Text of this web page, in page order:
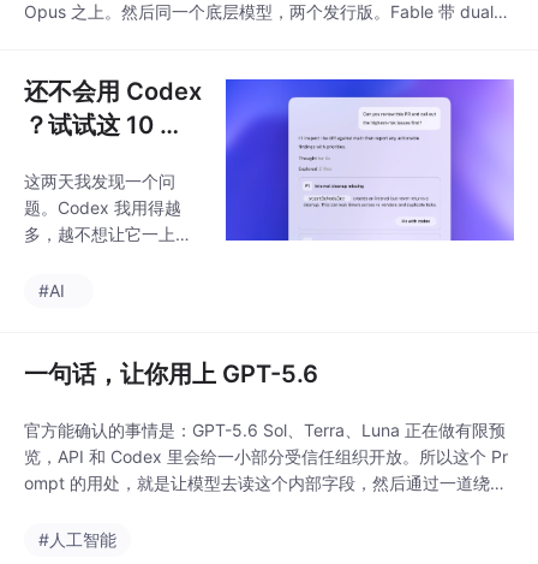
Opus 之上。然后同一个底层模型，两个发行版。Fable 带 dual-u
dual-use 的意思是双重用途 /
还不会用 Codex
？试试这 10 个
这两天我发现一个问
题。Codex 我用得越
多，越不想让它一上来
用法很直接：打开 Cod
码。现在不是这样了。
现在我会先让它把计划
说清楚，再调整权限。
跑完一轮后，再看 dif
f、页面和测试结果。。
现在大家应该都不在怀
的是 Agent 会不会能力
#AI
一句话，让你用上 GPT-5.6
官方能确认的事情是：GPT-5.6 Sol、Terra、Luna 正在做有限预
览，API 和 Codex 里会给一小部分受信任组织开放。所以这个 Pr
ompt 的用处，就是让模型去读这个内部字段，然后通过一道绕来
里的 Juice 数字，把它除以 2，再乘以 10，再除以 5，最后只输
#人工智能